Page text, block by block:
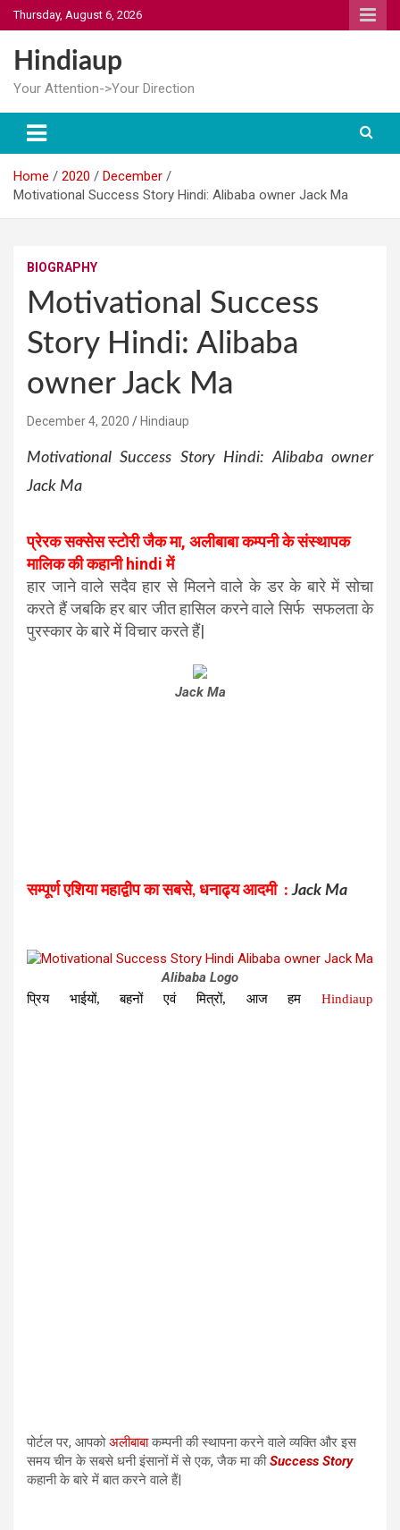
Skip
to
content
Thursday, August 6, 2026
Hindiaup
Your Attention->Your Direction
Home 2020
December
Motivational Success Story Hindi: Alibaba owner Jack Ma
BIOGRAPHY
Motivational Success
Story Hindi: Alibaba
owner Jack Ma
December 4, 2020 Hindiaup
Motivational Success Story Hindi: Alibaba owner
Jack Ma
प्रेरक सक्सेस स्टोरी जैक मा, अलीबाबा कम्पनी के संस्थापक
मालिक की कहानी hindi में
हार जाने वाले सदैव हार से मिलने वाले के डर के बारे में सोचा
करते हैं जबकि हर बार जीत हासिल करने वाले सिर्फ सफलता के
पुरस्कार के बारे में विचार करते हैं|
Jack Ma
सम्पूर्ण एशिया महाद्वीप का सबसे, धनाढ्य आदमी :Jack Ma
Alibaba Logo
प्रिय भाईयों, बहनों एवं मित्रों, आज हम Hindiaup
पोर्टल पर, आपकोअलीबाबाकम्पनी की स्थापना करने वाले व्यक्ति और इस
समय चीन के सबसे धनी इंसानों में से एक, जैक मा कीSuccess Story
कहानी के बारे में बात करने वाले हैं|